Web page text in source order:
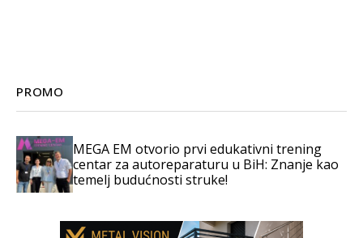
PROMO
MEGA EM otvorio prvi edukativni trening
centar za autoreparaturu u BiH: Znanje kao
temelj budućnosti struke!